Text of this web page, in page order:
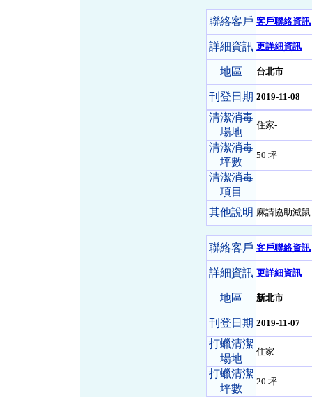
聯絡客戶 客戶聯絡資訊
詳細資訊 更詳細資訊
地區 台北市
刊登日期 2019-11-08
清潔消毒
場地
住家-
清潔消毒
坪數
50 坪
清潔消毒
項目
其他說明 麻請協助滅
聯絡客戶 客戶聯絡資訊
詳細資訊 更詳細資訊
地區 新北市
刊登日期 2019-11-07
打蠟清潔
場地
住家-
打蠟清潔
坪數
20 坪